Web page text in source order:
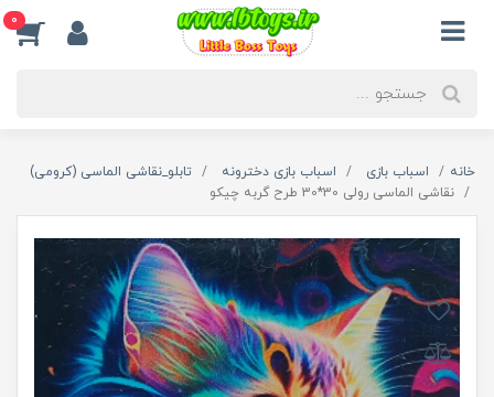
0
خانه اسباب بازی اسباب بازی دخترونه
تابلو_نقاشی الماسی (کرومی)
نقاشی الماسی رولی 30*30 طرح گربه چیکو